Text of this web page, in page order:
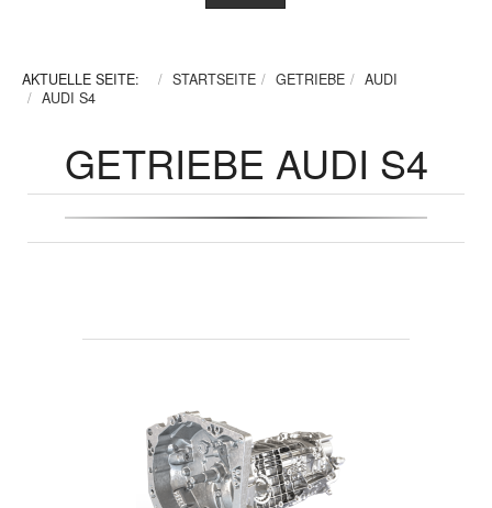
AKTUELLE SEITE: STARTSEITE GETRIEBE
AUDI
AUDI S4
GETRIEBE AUDI S4